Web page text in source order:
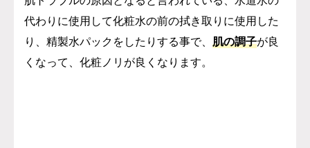
代わりに使用して化粧水の前の拭き取りに使用した
り、精製水パックをしたりする事で、 肌の調子が良
くなって、化粧ノリが良くなります。